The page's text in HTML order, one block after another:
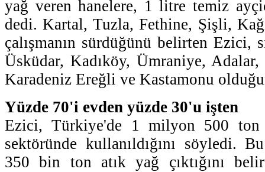
yağ veren hanelere, 1 litre temiz
dedi. Kartal, Tuzla, Fethine, Şişli,
çalışmanın sürdüğünü belirten Ezici,
Üsküdar, Kadıköy, Ümraniye,
Karadeniz Ereğli ve Kastamonu
Yüzde 70'i evden yüzde 30'u işten
Ezici, Türkiye'de 1 milyon 500 ton
sektöründe kullanıldığını söyledi.
350 bin ton atık yağ çıktığını